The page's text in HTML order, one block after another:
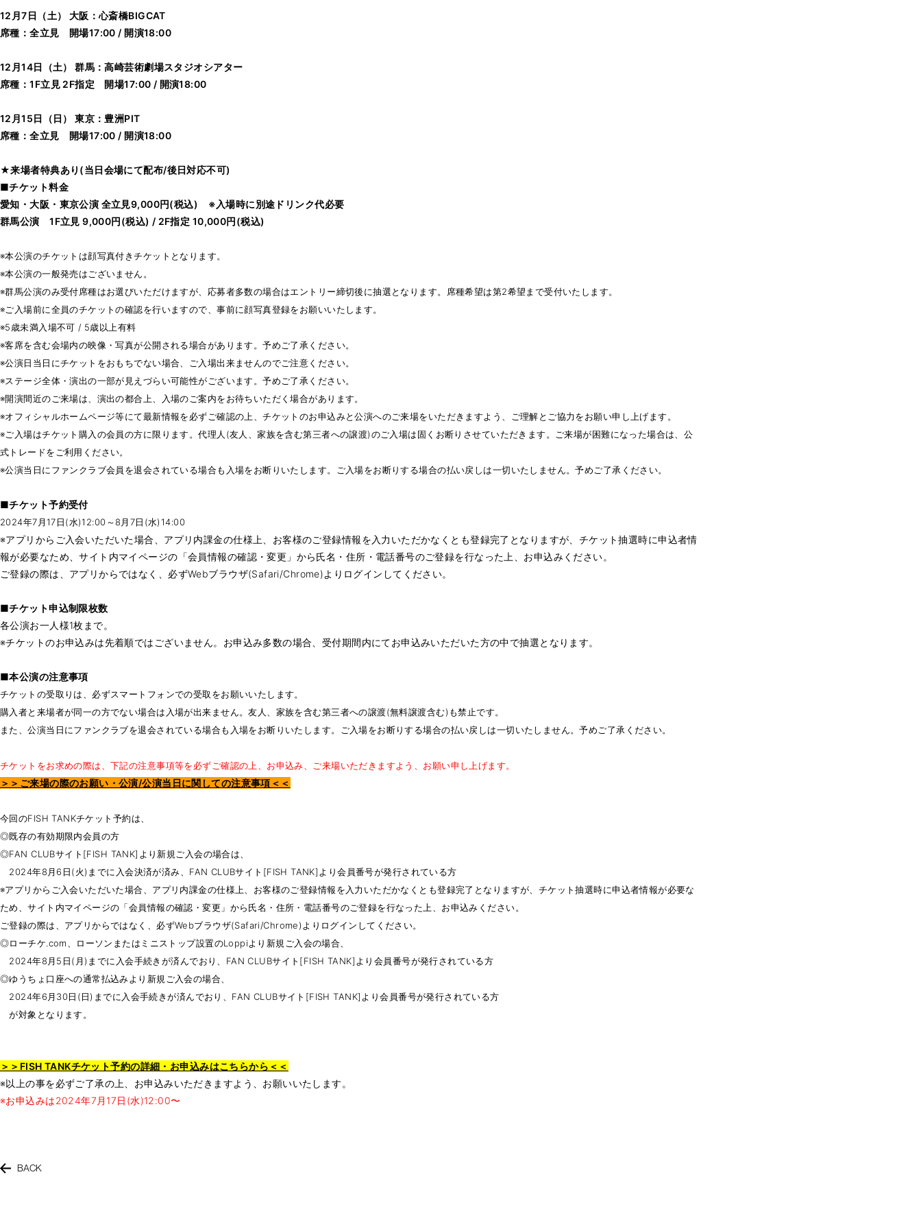
12月7日（土） 大阪：心斎橋BIGCAT
席種：全立見 開場17:00 / 開演18:00
12月14日（土） 群馬：高崎芸術劇場スタジオシアター
席種：1F立見 2F指定 開場17:00 / 開演18:00
12月15日（日） 東京：豊洲PIT
席種：全立見 開場17:00 / 開演18:00
★来場者特典あり(当日会場にて配布/後日対応不可)
■チケット料金
愛知・大阪・東京公演 全立見9,000円(税込) ※入場時に別途ドリンク代必要
群馬公演 1F立見 9,000円(税込) / 2F指定 10,000円(税込)
※本公演のチケットは顔写真付きチケットとなります。
※本公演の一般発売はございません。
※群馬公演のみ受付席種はお選びいただけますが、応募者多数の場合はエントリー締切後に抽選となります。席種希望は第2希望まで受付いたします。
※ご入場前に全員のチケットの確認を行いますので、事前に顔写真登録をお願いいたします。
※5歳未満入場不可 / 5歳以上有料
※客席を含む会場内の映像・写真が公開される場合があります。予めご了承ください。
※公演日当日にチケットをおもちでない場合、ご入場出来ませんのでご注意ください。
※ステージ全体・演出の一部が見えづらい可能性がございます。予めご了承ください。
※開演間近のご来場は、演出の都合上、入場のご案内をお待ちいただく場合があります。
※オフィシャルホームページ等にて最新情報を必ずご確認の上、チケットのお申込みと公演へのご来場をいただきますよう、ご理解とご協力をお願い申し上げます。
※ご入場はチケット購入の会員の方に限ります。代理人(友人、家族を含む第三者への譲渡)のご入場は固くお断りさせていただきます。ご来場が困難になった場合は、公
式トレードをご利用ください。
※公演当日にファンクラブ会員を退会されている場合も入場をお断りいたします。ご入場をお断りする場合の払い戻しは一切いたしません。予めご了承ください。
■チケット予約受付
2024年7月17日(水)12:00～8月7日(水)14:00
※アプリからご入会いただいた場合、アプリ内課金の仕様上、お客様のご登録情報を入力いただかなくとも登録完了となりますが、チケット抽選時に申込者情
報が必要なため、サイト内マイページの「会員情報の確認・変更」から氏名・住所・電話番号のご登録を行なった上、お申込みください。
ご登録の際は、アプリからではなく、必ずWebブラウザ(Safari/Chrome)よりログインしてください。
■チケット申込制限枚数
各公演お一人様1枚まで。
※チケットのお申込みは先着順ではございません。お申込み多数の場合、受付期間内にてお申込みいただいた方の中で抽選となります。
■本公演の注意事項
チケットの受取りは、必ずスマートフォンでの受取をお願いいたします。
購入者と来場者が同一の方でない場合は入場が出来ません。友人、家族を含む第三者への譲渡(無料譲渡含む)も禁止です。
また、公演当日にファンクラブを退会されている場合も入場をお断りいたします。ご入場をお断りする場合の払い戻しは一切いたしません。予めご了承ください。
チケットをお求めの際は、下記の注意事項等を必ずご確認の上、お申込み、ご来場いただきますよう、お願い申し上げます。
＞＞ご来場の際のお願い・公演/公演当日に関しての注意事項＜＜
今回のFISH TANKチケット予約は、
◎既存の有効期限内会員の方
◎FAN CLUBサイト[FISH TANK]より新規ご入会の場合は、
2024年8月6日(火)までに入会決済が済み、FAN CLUBサイト[FISH TANK]より会員番号が発行されている方
※アプリからご入会いただいた場合、アプリ内課金の仕様上、お客様のご登録情報を入力いただかなくとも登録完了となりますが、チケット抽選時に申込者情報が必要な
ため、サイト内マイページの「会員情報の確認・変更」から氏名・住所・電話番号のご登録を行なった上、お申込みください。
ご登録の際は、アプリからではなく、必ずWebブラウザ(Safari/Chrome)よりログインしてください。
◎ローチケ.com、ローソンまたはミニストップ設置のLoppiより新規ご入会の場合、
2024年8月5日(月)までに入会手続きが済んでおり、FAN CLUBサイト[FISH TANK]より会員番号が発行されている方
◎ゆうちょ口座への通常払込みより新規ご入会の場合、
2024年6月30日(日)までに入会手続きが済んでおり、FAN CLUBサイト[FISH TANK]より会員番号が発行されている方
が対象となります。
＞＞FISH TANKチケット予約の詳細・お申込みはこちらから＜＜
※以上の事を必ずご了承の上、お申込みいただきますよう、お願いいたします。
※お申込みは2024年7月17日(水)12:00〜
BACK